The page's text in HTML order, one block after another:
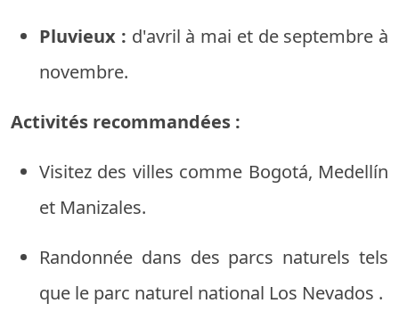
Pluvieux : d'avril à mai et de septembre à
novembre.
Activités recommandées :
Visitez des villes comme Bogotá, Medellín
et Manizales.
Randonnée dans des parcs naturels tels
que le parc naturel national Los Nevados .